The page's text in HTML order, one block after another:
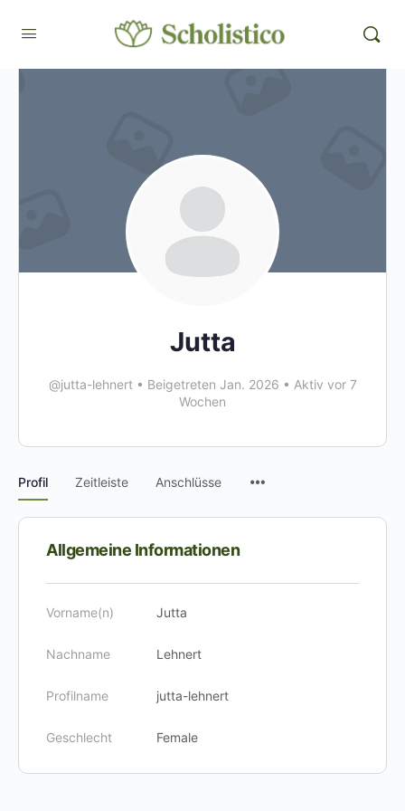
Jutta
@jutta-lehnert • Beigetreten Jan. 2026 • Aktiv vor 7
Wochen
Profil Zeitleiste Anschlüsse
Allgemeine Informationen
Vorname(n) Jutta
Nachname Lehnert
Profilname jutta-lehnert
Geschlecht Female